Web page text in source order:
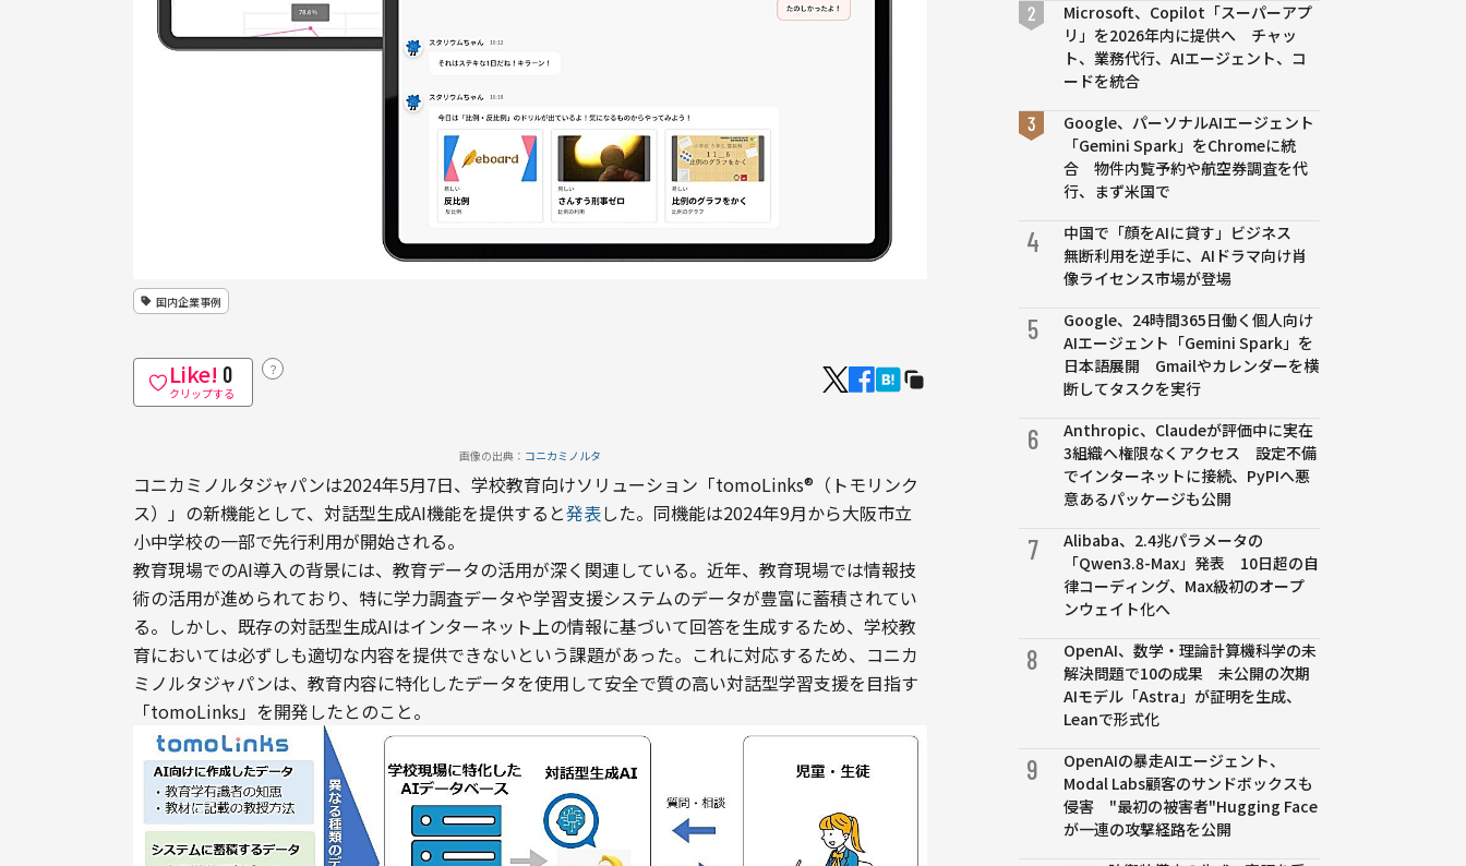
国内企業事例
Like! 0
クリップする
？
画像の出典： コニカミノルタ
コニカミノルタジャパンは2024年5月7日、学校教育向けソリューション「tomoLinks®（トモリンク
ス）」の新機能として、対話型生成AI機能を提供すると発表した。同機能は2024年9月から大阪市立
小中学校の一部で先行利用が開始される。
教育現場でのAI導入の背景には、教育データの活用が深く関連している。近年、教育現場では情報技
術の活用が進められており、特に学力調査データや学習支援システムのデータが豊富に蓄積されてい
る。しかし、既存の対話型生成AIはインターネット上の情報に基づいて回答を生成するため、学校教
育においては必ずしも適切な内容を提供できないという課題があった。これに対応するため、コニカ
ミノルタジャパンは、教育内容に特化したデータを使用して安全で質の高い対話型学習支援を目指す
「tomoLinks」を開発したとのこと。
Microsoft、Copilot「スーパーアプ
リ」を2026年内に提供へ チャッ
ト、業務代行、AIエージェント、コ
ードを統合
Google、パーソナルAIエージェント
「Gemini Spark」をChromeに統
合 物件内覧予約や航空券調査を代
行、まず米国で
4
中国で「顔をAIに貸す」ビジネス
無断利用を逆手に、AIドラマ向け肖
像ライセンス市場が登場
5
Google、24時間365日働く個人向け
AIエージェント「Gemini Spark」を
日本語展開 Gmailやカレンダーを横
断してタスクを実行
6
Anthropic、Claudeが評価中に実在
3組織へ権限なくアクセス 設定不備
でインターネットに接続、PyPIへ悪
意あるパッケージも公開
7
Alibaba、2.4兆パラメータの
「Qwen3.8-Max」発表 10日超の自
律コーディング、Max級初のオープ
ンウェイト化へ
8
OpenAI、数学・理論計算機科学の未
解決問題で10の成果 未公開の次期
AIモデル「Astra」が証明を生成、
Leanで形式化
9
OpenAIの暴走AIエージェント、
Modal Labs顧客のサンドボックスも
侵害 "最初の被害者"Hugging Face
が一連の攻撃経路を公開